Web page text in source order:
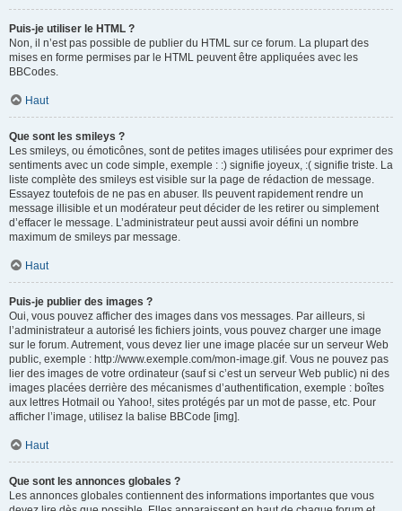
Puis-je utiliser le HTML ?
Non, il n’est pas possible de publier du HTML sur ce forum. La plupart des
mises en forme permises par le HTML peuvent être appliquées avec les
BBCodes.
Haut
Que sont les smileys ?
Les smileys, ou émoticônes, sont de petites images utilisées pour exprimer des
sentiments avec un code simple, exemple : :) signifie joyeux, :( signifie triste. La
liste complète des smileys est visible sur la page de rédaction de message.
Essayez toutefois de ne pas en abuser. Ils peuvent rapidement rendre un
message illisible et un modérateur peut décider de les retirer ou simplement
d’effacer le message. L’administrateur peut aussi avoir défini un nombre
maximum de smileys par message.
Haut
Puis-je publier des images ?
Oui, vous pouvez afficher des images dans vos messages. Par ailleurs, si
l’administrateur a autorisé les fichiers joints, vous pouvez charger une image
sur le forum. Autrement, vous devez lier une image placée sur un serveur Web
public, exemple : http://www.exemple.com/mon-image.gif. Vous ne pouvez pas
lier des images de votre ordinateur (sauf si c’est un serveur Web public) ni des
images placées derrière des mécanismes d’authentification, exemple : boîtes
aux lettres Hotmail ou Yahoo!, sites protégés par un mot de passe, etc. Pour
afficher l’image, utilisez la balise BBCode [img].
Haut
Que sont les annonces globales ?
Les annonces globales contiennent des informations importantes que vous